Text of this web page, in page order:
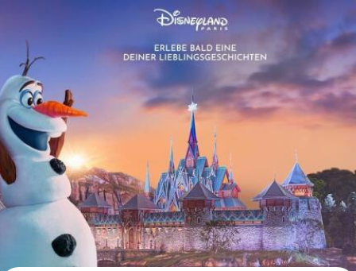
Auf der Karte anzeigen